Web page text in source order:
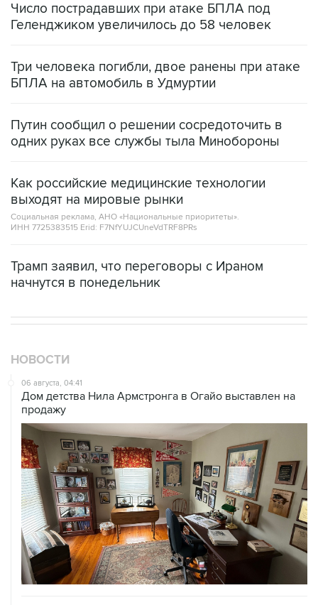
Число пострадавших при атаке БПЛА под
Геленджиком увеличилось до 58 человек
Три человека погибли, двое ранены при атаке
БПЛА на автомобиль в Удмуртии
Путин сообщил о решении сосредоточить в
одних руках все службы тыла Минобороны
Как российские медицинские технологии
выходят на мировые рынки
Социальная реклама, АНО «Национальные приоритеты».
ИНН 7725383515 Erid: F7NfYUJCUneVdTRF8PRs
Трамп заявил, что переговоры с Ираном
начнутся в понедельник
НОВОСТИ
06 августа, 04:41
Дом детства Нила Армстронга в Огайо выставлен на
продажу